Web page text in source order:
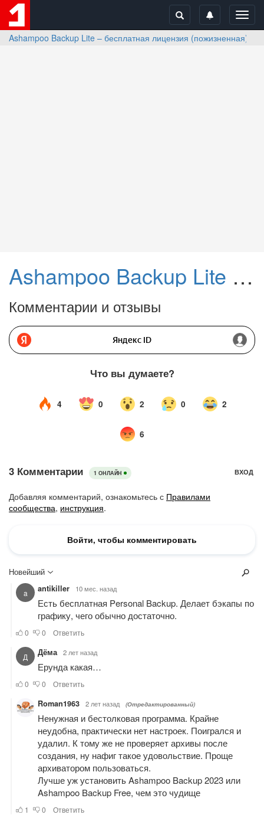
Ashampoo Backup Lite – бесплатная лицензия (пожизненная)
Ashampoo Backup Lite – бесплатная лицензия (пожизненная)
Комментарии и отзывы